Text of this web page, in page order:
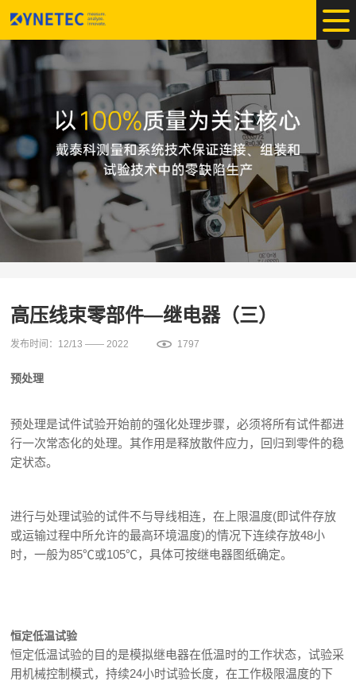
高压线束零部件—继电器（三）
发布时间：12/13 —— 2022 1797
预处理
预处理是试件试验开始前的强化处理步骤，必须将所有试件都进
行一次常态化的处理。其作用是释放散件应力，回归到零件的稳
定状态。
进行与处理试验的试件不与导线相连，在上限温度(即试件存放
或运输过程中所允许的最高环境温度)的情况下连续存放48小
时，一般为85℃或105℃，具体可按继电器图纸确定。
恒定低温试验
恒定低温试验的目的是模拟继电器在低温时的工作状态，试验采
用机械控制模式，持续24小时试验长度，在工作极限温度的下